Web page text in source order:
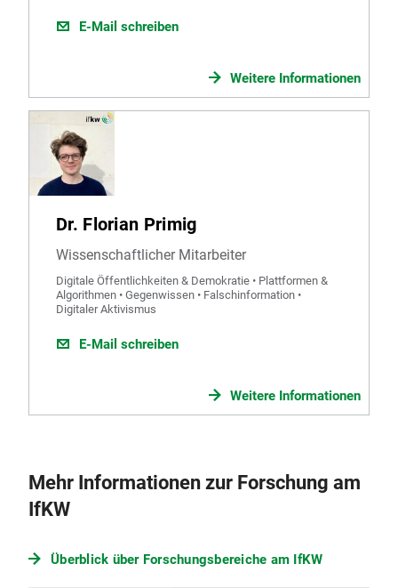
E-Mail schreiben
Weitere Informationen
Dr. Florian Primig
Wissenschaftlicher Mitarbeiter
Digitale Öffentlichkeiten & Demokratie • Plattformen &
Algorithmen • Gegenwissen • Falschinformation •
Digitaler Aktivismus
E-Mail schreiben
Weitere Informationen
Mehr Informationen zur Forschung am
IfKW
Überblick über Forschungsbereiche am IfKW